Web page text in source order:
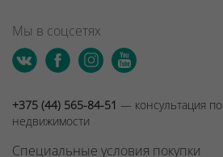
Мы в соцсетях
+375 (44) 565-84-51 — консультация по
недвижимости
Специальные условия покупки